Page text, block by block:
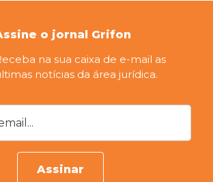
o jornal Grifon
na sua caixa de e-mail as
notícias da área jurídica.
Assinar